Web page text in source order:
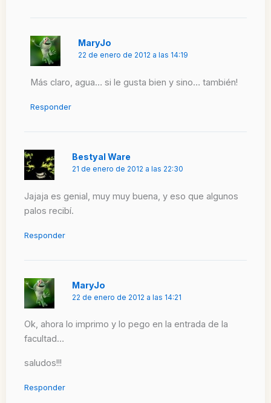
MaryJo
22 de enero de 2012 a las 14:19
Más claro, agua… si le gusta bien y sino… también!
Responder
Bestyal Ware
21 de enero de 2012 a las 22:30
Jajaja es genial, muy muy buena, y eso que algunos
palos recibí.
Responder
MaryJo
22 de enero de 2012 a las 14:21
Ok, ahora lo imprimo y lo pego en la entrada de la
facultad…
saludos!!!
Responder